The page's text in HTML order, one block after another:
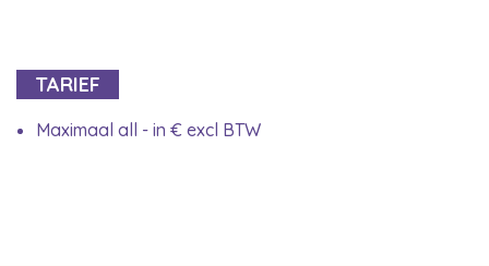
TARIEF
Maximaal all - in € excl BTW